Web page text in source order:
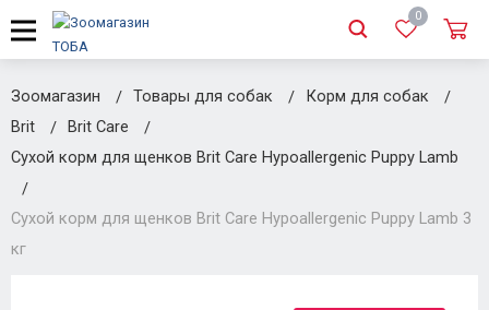
0
Зоомагазин Товары для собак
Корм для собак
Brit
Brit Care
Сухой корм для щенков Brit Care Hypoallergenic Puppy Lamb
Сухой корм для щенков Brit Care Hypoallergenic Puppy Lamb 3
кг